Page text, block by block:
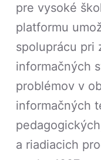
pre vysoké
platformu
spoluprácu pri
informačných
problémov v
informačných
a riadiacich